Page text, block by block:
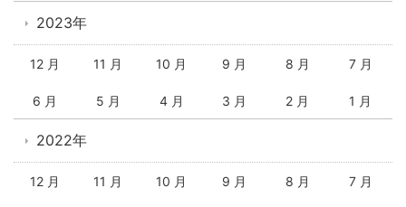
2023年
12 月 11 月 10 月 9 月 8 月 7 月
6 月 5 月 4 月 3 月 2 月 1 月
2022年
12 月 11 月 10 月 9 月 8 月 7 月